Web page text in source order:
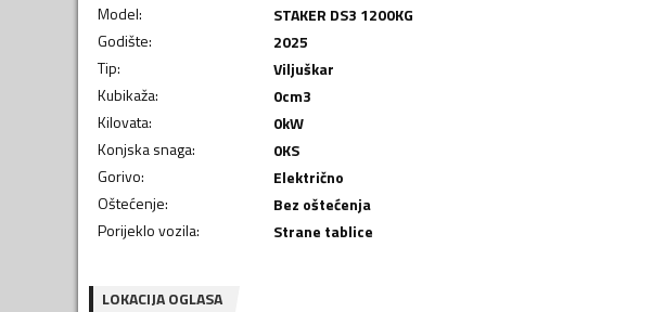
Model:
STAKER DS3 1200KG
Godište:
2025
Tip:
Viljuškar
Kubikaža: 0cm3
Kilovata: 0kW
Konjska snaga: 0KS
Gorivo:
Električno
Oštećenje:
Bez oštećenja
Porijeklo vozila: Strane tablice
LOKACIJA OGLASA